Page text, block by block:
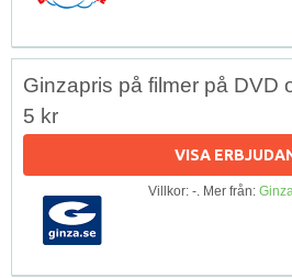
Ginzapris på filmer på DVD
5 kr
VISA
Villkor: -. Mer från: